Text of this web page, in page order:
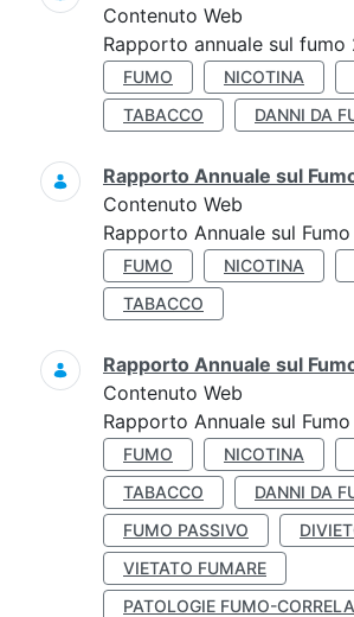
Contenuto Web
Rapporto annuale sul fumo
FUMO NICOTINA
TABACCO
DANNI DA
Rapporto Annuale sul
Contenuto Web
Rapporto Annuale sul
FUMO NICOTINA
TABACCO
Rapporto Annuale sul
Contenuto Web
Rapporto Annuale sul
FUMO NICOTINA
TABACCO
DANNI DA
FUMO PASSIVO
VIETATO FUMARE
PATOLOGIE FUMO-